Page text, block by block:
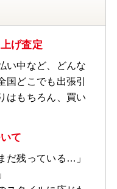
げ査定
い中など、どんな
国どこでも出張引
はもちろん、買い
て
だ残っている…」